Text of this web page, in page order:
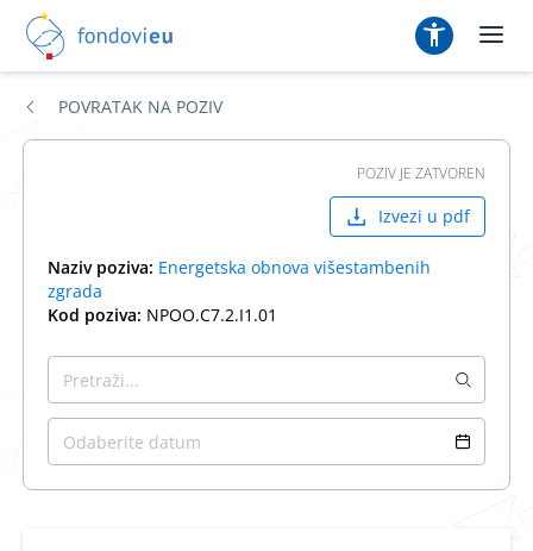
POVRATAK NA POZIV
POZIV JE ZATVOREN
Izvezi u pdf
Naziv poziva: Energetska obnova višestambenih
zgrada
Kod poziva: NPOO.C7.2.I1.01